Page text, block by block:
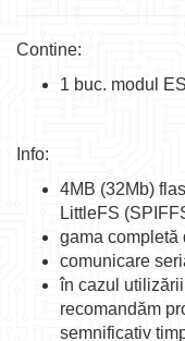
Contine:
1 buc. modul
Info:
4MB (32Mb)
LittleFS
gama
comunicare
în cazul
recomandăm
semnificativ